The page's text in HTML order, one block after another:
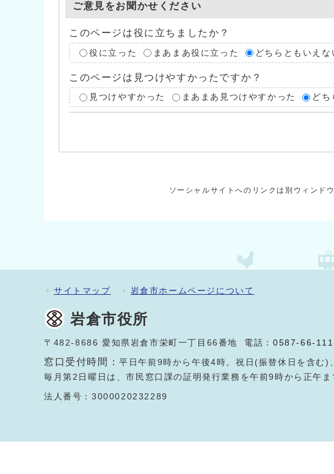
ご意見をお聞かせください
このページは役に立ちましたか？
役に立った まあまあ役に立った どちらともいえな
このページは見つけやすかったですか？
見つけやすかった まあまあ見つけやすかった どち
ソーシャルサイトへのリンクは別ウィンド
サイトマップ 岩倉市ホームページについて
岩倉市役所
〒482-8686 愛知県岩倉市栄町一丁目66番地 電話：0587-66-
窓口受付時間：平日午前9時から午後4時。祝日(振替休日を含む)
毎月第2日曜日は、市民窓口課の証明発行業務を午前9時から正午
法人番号：3000020232289